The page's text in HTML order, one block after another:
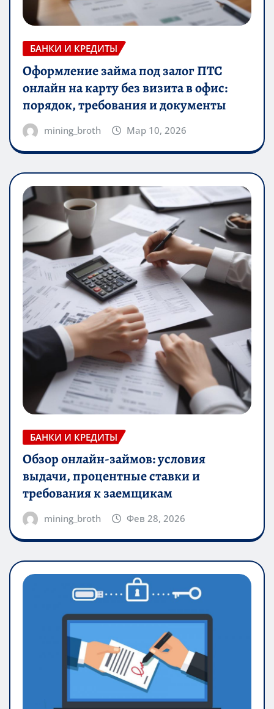
БАНКИ И КРЕДИТЫ
Оформление займа под залог ПТС
онлайн на карту без визита в офис:
порядок, требования и документы
mining_broth Мар 10, 2026
БАНКИ И КРЕДИТЫ
Обзор онлайн-займов: условия
выдачи, процентные ставки и
требования к заемщикам
mining_broth Фев 28, 2026